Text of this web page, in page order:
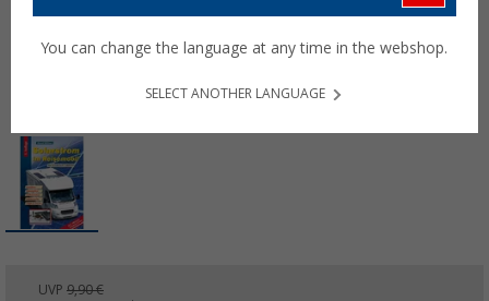
UVP 9,90 €
You can change the language at any time in the webshop.
SELECT ANOTHER LANGUAGE